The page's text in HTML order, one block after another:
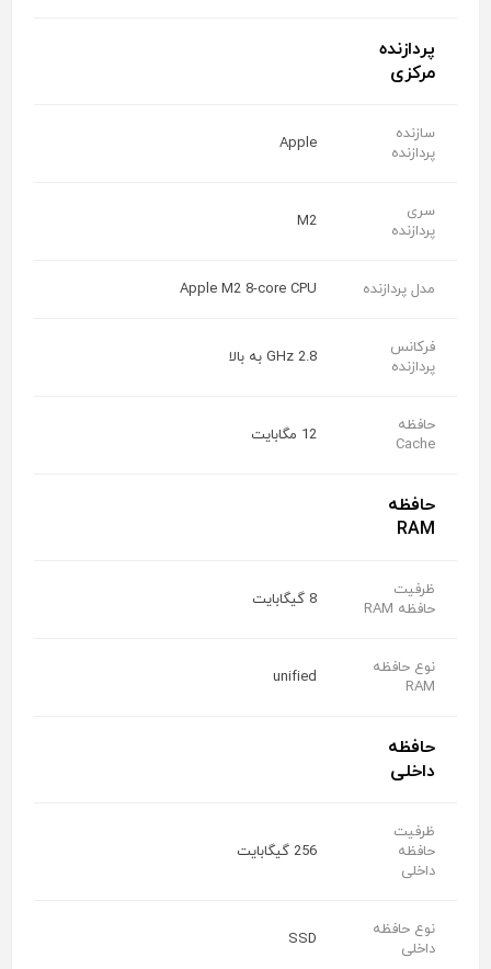
پردازنده
مرکزی
سازنده
پردازنده
Apple
سری
پردازنده
M2
مدل پردازنده Apple M2 8-core CPU
فرکانس
پردازنده
2.8 GHz به بالا
حافظه
Cache
12 مگابایت
حافظه
RAM
ظرفیت
حافظه RAM
8 گیگابایت
نوع حافظه
RAM
unified
حافظه
داخلی
ظرفیت
حافظه
داخلی
256 گیگابایت
نوع حافظه
داخلی
SSD